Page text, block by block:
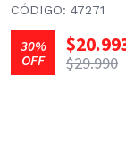
CÓDIGO: 47271
30%
OFF
$29.990